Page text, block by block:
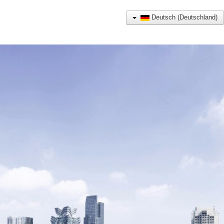
Deutsch (Deutschland)